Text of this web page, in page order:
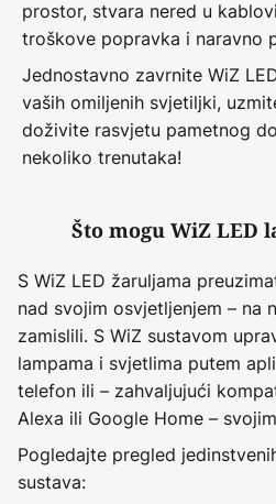
prostor, stvara nered u
troškove popravka i naravno
Jednostavno zavrnite WiZ
vaših omiljenih svjetiljki,
doživite rasvjetu pametnog
nekoliko trenutaka!
Što mogu WiZ LED
S WiZ LED žaruljama
nad svojim osvjetljenjem – na
zamislili. S WiZ sustavom
lampama i svjetlima putem
telefon ili – zahvaljujući
Alexa ili Google Home –
Pogledajte pregled
sustava: